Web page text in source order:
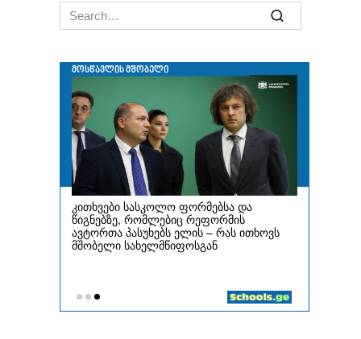
Search
for: